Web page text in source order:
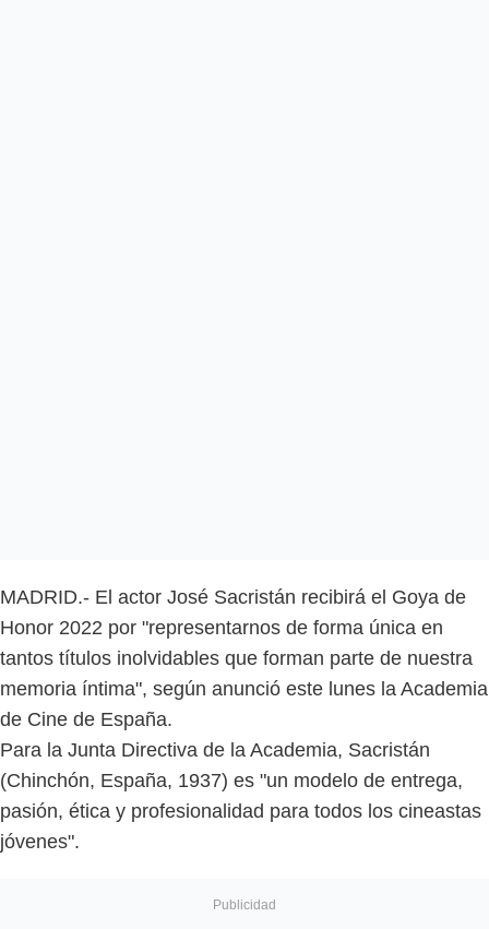
MADRID.- El actor José Sacristán recibirá el Goya de
Honor 2022 por "representarnos de forma única en
tantos títulos inolvidables que forman parte de nuestra
memoria íntima", según anunció este lunes la Academia
de Cine de España.
Para la Junta Directiva de la Academia, Sacristán
(Chinchón, España, 1937) es "un modelo de entrega,
pasión, ética y profesionalidad para todos los cineastas
jóvenes".